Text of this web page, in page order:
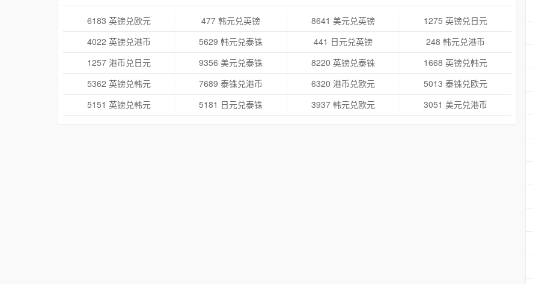
6183 英镑兑欧元 477 韩元兑英镑 8641 美元兑英镑
1275 英镑兑日元
4022 英镑兑港币
5629 韩元兑泰铢 441 日元兑英镑
248 韩元兑港币
1257 港币兑日元
9356 美元兑泰铢 8220 英镑兑泰铢
1668 英镑兑韩元
5362 英镑兑韩元
7689 泰铢兑港币 6320 港币兑欧元
5013 泰铢兑欧元
5151 英镑兑韩元
5181 日元兑泰铢 3937 韩元兑欧元 3051 美元兑港币